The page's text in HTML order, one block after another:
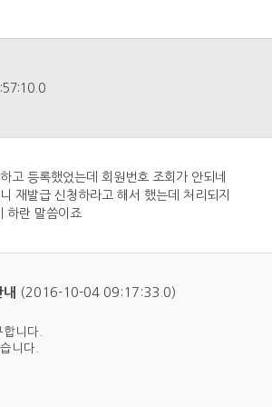
고 등록했었는데 회원번호 조회가 안되네
재발급 신청하라고 해서 했는데 처리되지
하란 말씀이죠
(2016-10-04 09:17:33.0)
니다.
니다.